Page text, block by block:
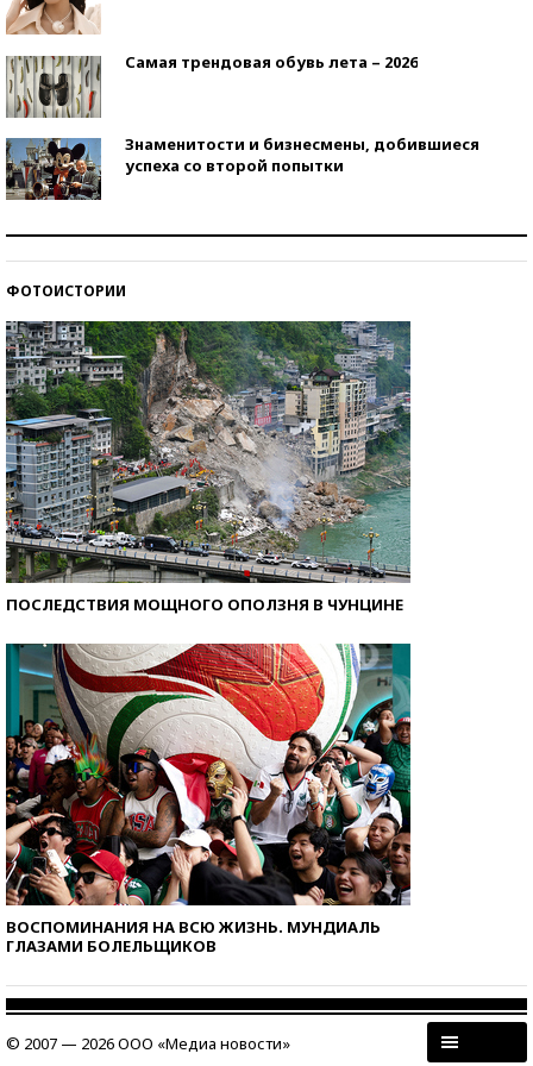
Самая трендовая обувь лета – 2026
Знаменитости и бизнесмены, добившиеся
успеха со второй попытки
ФОТОИСТОРИИ
ПОСЛЕДСТВИЯ МОЩНОГО ОПОЛЗНЯ В ЧУНЦИНЕ
ВОСПОМИНАНИЯ НА ВСЮ ЖИЗНЬ. МУНДИАЛЬ
ГЛАЗАМИ БОЛЕЛЬЩИКОВ
© 2007 — 2026 ООО «Медиа новости»